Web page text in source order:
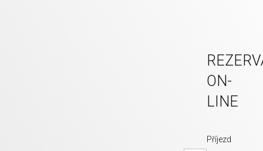
ON-
LINE
Příjezd